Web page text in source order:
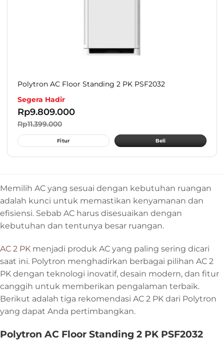
Polytron AC Floor Standing 2 PK PSF2032
Segera Hadir
Rp9.809.000
Rp11.399.000
Fitur Beli
Memilih AC yang sesuai dengan kebutuhan ruangan
adalah kunci untuk memastikan kenyamanan dan
efisiensi. Sebab AC harus disesuaikan dengan
kebutuhan dan tentunya besar ruangan.
AC 2 PK menjadi produk AC yang paling sering dicari
saat ini. Polytron menghadirkan berbagai pilihan AC 2
PK dengan teknologi inovatif, desain modern, dan fitur
canggih untuk memberikan pengalaman terbaik.
Berikut adalah tiga rekomendasi AC 2 PK dari Polytron
yang dapat Anda pertimbangkan.
Polytron AC Floor Standing 2 PK PSF2032